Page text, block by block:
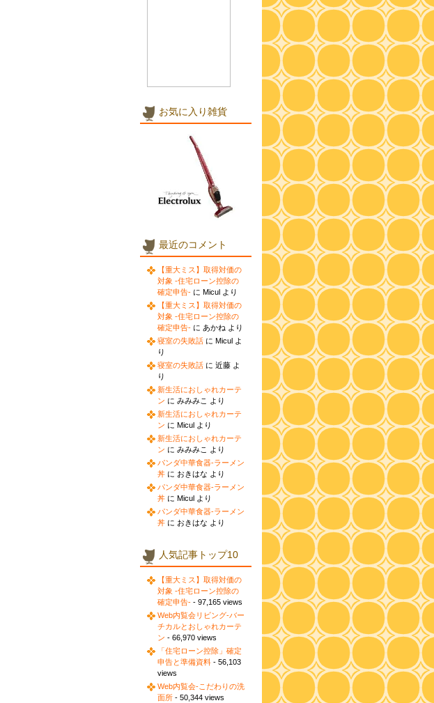
お気に入り雑貨
最近のコメント
【重大ミス】取得対価の
対象 -住宅ローン控除の
確定申告- に Micul より
【重大ミス】取得対価の
対象 -住宅ローン控除の
確定申告- に あかね より
寝室の失敗話 に Micul よ
り
寝室の失敗話 に 近藤 よ
り
新生活におしゃれカーテ
ン に みみみこ より
新生活におしゃれカーテ
ン に Micul より
新生活におしゃれカーテ
ン に みみみこ より
パンダ中華食器-ラーメン
丼 に おきはな より
パンダ中華食器-ラーメン
丼 に Micul より
パンダ中華食器-ラーメン
丼 に おきはな より
人気記事トップ10
【重大ミス】取得対価の
対象 -住宅ローン控除の
確定申告- - 97,165 views
Web内覧会リビング-バー
チカルとおしゃれカーテ
ン - 66,970 views
「住宅ローン控除」確定
申告と準備資料 - 56,103
views
Web内覧会-こだわりの洗
面所 - 50,344 views